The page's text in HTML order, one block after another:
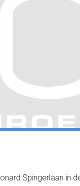
Spingerlaan in